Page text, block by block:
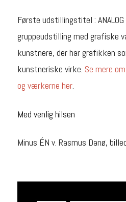
Første udstillingstitel :
gruppeudstilling med grafiske
kunstnere, der har grafikken
kunstneriske virke. Se mere
og værkerne her.
Med venlig hilsen
Minus ÉN v. Rasmus Danø,